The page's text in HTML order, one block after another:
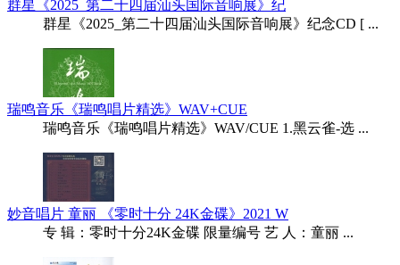
群星《2025_第二十四届汕头国际音响展》纪
群星《2025_第二十四届汕头国际音响展》纪念CD [ ...
瑞鸣音乐《瑞鸣唱片精选》WAV+CUE
瑞鸣音乐《瑞鸣唱片精选》WAV/CUE 1.黑云雀-选 ...
妙音唱片 童丽 《零时十分 24K金碟》2021 W
专 辑：零时十分24K金碟 限量编号 艺 人：童丽 ...